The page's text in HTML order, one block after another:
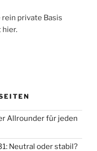
rein private Basis
hier.
Allrounder für jeden
Neutral oder stabil?